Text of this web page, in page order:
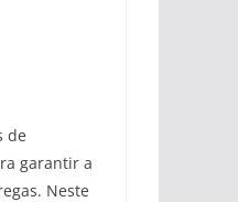
de
garantir a
Neste